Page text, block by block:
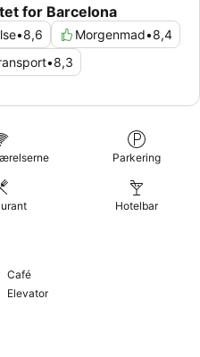
for Barcelona
•8,6 Morgenmad•8,4
•8,3
Parkering
Hotelbar
Café
Elevator